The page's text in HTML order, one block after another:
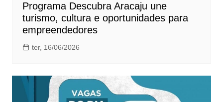
Programa Descubra Aracaju une
turismo, cultura e oportunidades para
empreendedores
ter, 16/06/2026